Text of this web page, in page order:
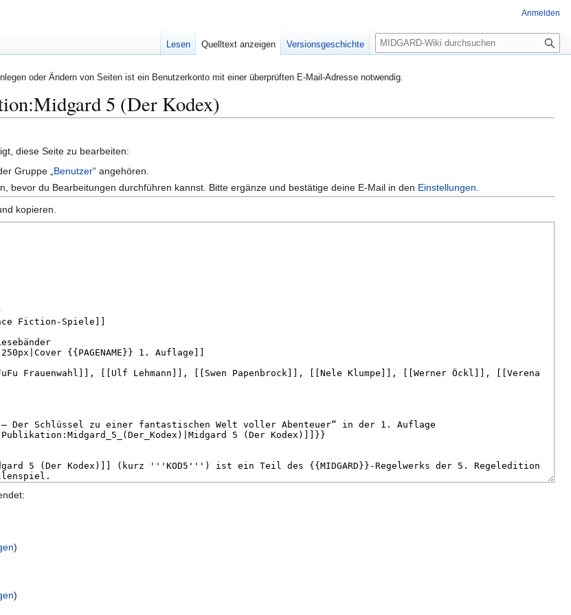
oder Ändern von Seiten ist ein Benutzerkonto mit einer überprüften E-Mail-Adresse notwendig.
5 (Der Kodex)
diese Seite zu bearbeiten:
Gruppe „Benutzer“ angehören.
bevor du Bearbeitungen durchführen kannst. Bitte ergänze und bestätige deine E-Mail in den Einstellungen
kopieren.
)
)
Anmelden
Lesen Quelltext anzeigen Versionsgeschichte
S
u
h